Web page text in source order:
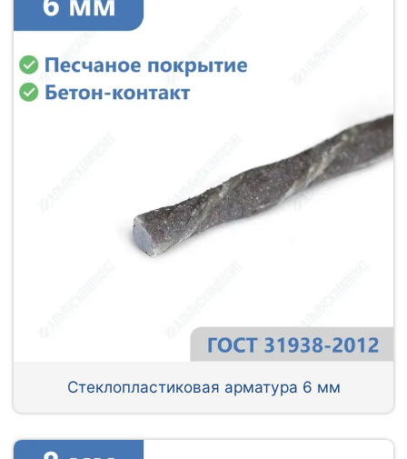
Стеклопластиковая арматура 6 мм